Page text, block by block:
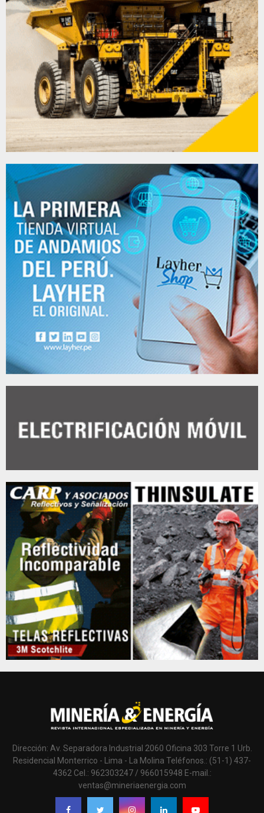
Dirección: Av. Separadora Industrial 2060 Oficina 303 Torre 1 Urb.
Residencial Monterrico - Lima - La Molina Teléfonos.: (51-1) 437-
4362 Cel.: 962303247 / 966015948 E-mail.:
ventas@mineriaenergia.com